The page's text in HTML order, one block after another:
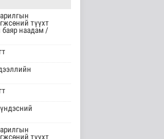
хэт халалт
байна
55 минутын өмнө
байна
107 ШТС-аар
түүхт
наадам /
түүхт